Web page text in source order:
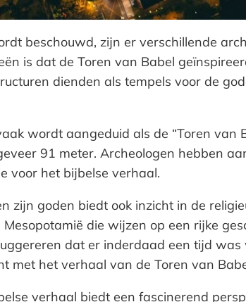
beschouwd, zijn er verschillende
is dat de Toren van Babel
dienden als tempels voor de
wordt aangeduid als de “Toren van
91 meter. Archeologen hebben
voor het bijbelse verhaal.
zijn goden biedt ook inzicht in de
die wijzen op een rijke
dat er inderdaad een tijd
met het verhaal van de Toren van
verhaal biedt een fascinerend